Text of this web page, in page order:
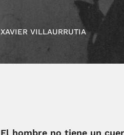
XAVIER VILLAURRUTIA